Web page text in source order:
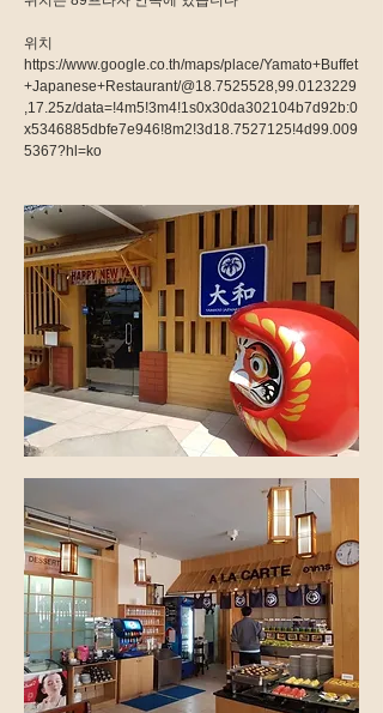
위치
https://www.google.co.th/maps/place/Yamato+Buffet
+Japanese+Restaurant/@18.7525528,99.0123229
,17.25z/data=!4m5!3m4!1s0x30da302104b7d92b:0
x5346885dbfe7e946!8m2!3d18.7527125!4d99.009
5367?hl=ko